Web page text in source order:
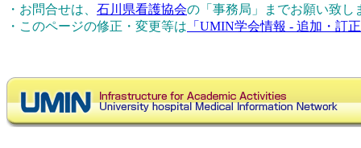
・お問合せは、 石川県看護協会の「事務局」までお願い致し
・このページの修正・変更等は 「UMIN学会情報 - 追加・訂